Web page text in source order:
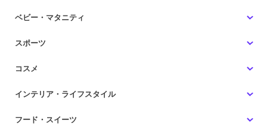
ベビー・マタニティ
スポーツ
コスメ
インテリア・ライフスタイル
フード・スイーツ